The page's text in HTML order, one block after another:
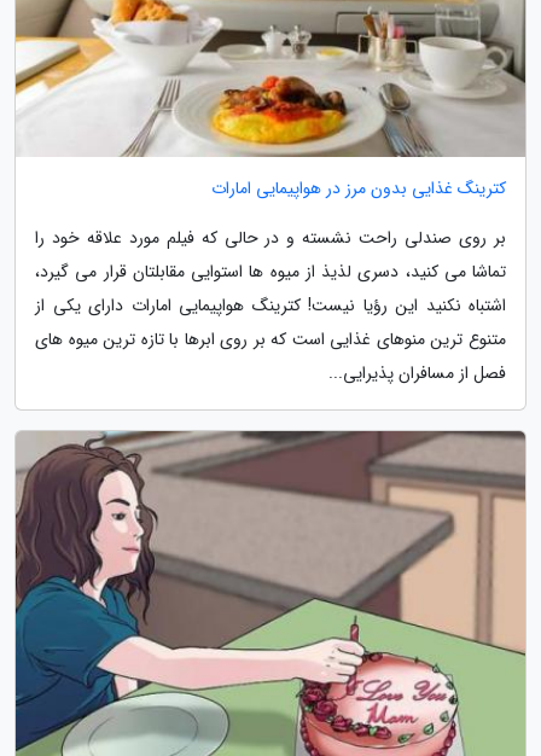
کترینگ غذایی بدون مرز در هواپیمایی امارات
بر روی صندلی راحت نشسته و در حالی که فیلم مورد علاقه خود را
تماشا می کنید، دسری لذیذ از میوه ها استوایی مقابلتان قرار می گیرد،
اشتباه نکنید این رؤیا نیست! کترینگ هواپیمایی امارات دارای یکی از
متنوع ترین منوهای غذایی است که بر روی ابرها با تازه ترین میوه های
فصل از مسافران پذیرایی...